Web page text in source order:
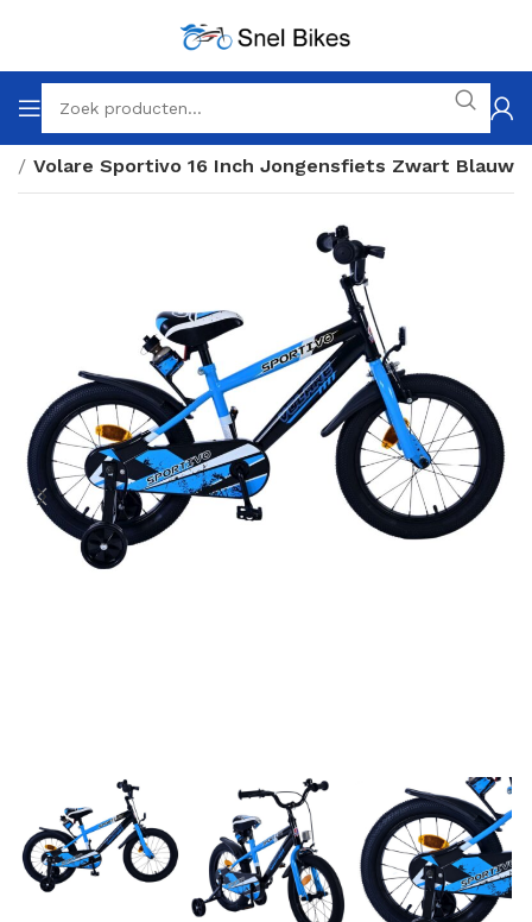
Volare Sportivo 16 Inch Jongensfiets Zwart Blauw